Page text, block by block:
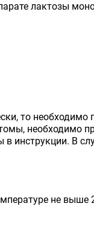
лактозы
то необходимо
необходимо
инструкции. В
не выше